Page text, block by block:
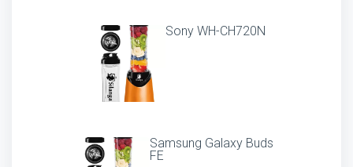
Sony WH-CH720N
Samsung Galaxy Buds
FE